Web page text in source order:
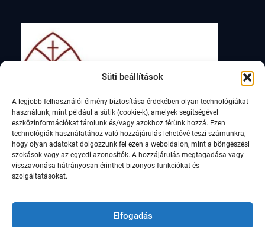
Süti beállítások
A legjobb felhasználói élmény biztosítása érdekében olyan technológiákat
használunk, mint például a sütik (cookie-k), amelyek segítségével
eszközinformációkat tárolunk és/vagy azokhoz férünk hozzá. Ezen
technológiák használatához való hozzájárulás lehetővé teszi számunkra,
hogy olyan adatokat dolgozzunk fel ezen a weboldalon, mint a böngészési
szokások vagy az egyedi azonosítók. A hozzájárulás megtagadása vagy
visszavonása hátrányosan érinthet bizonyos funkciókat és
szolgáltatásokat.
Elfogadás